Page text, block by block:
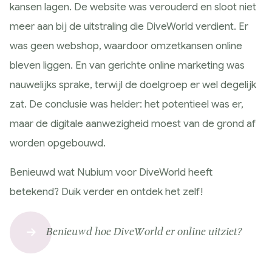
kansen lagen. De website was verouderd en sloot niet
meer aan bij de uitstraling die DiveWorld verdient. Er
was geen webshop, waardoor omzetkansen online
bleven liggen. En van gerichte online marketing was
nauwelijks sprake, terwijl de doelgroep er wel degelijk
zat. De conclusie was helder: het potentieel was er,
maar de digitale aanwezigheid moest van de grond af
worden opgebouwd.
Benieuwd wat Nubium voor DiveWorld heeft
betekend? Duik verder en ontdek het zelf!
Benieuwd hoe DiveWorld er online uitziet?